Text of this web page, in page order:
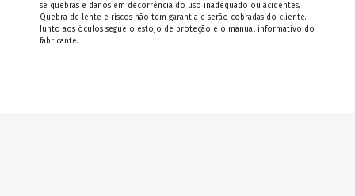
se quebras e danos em decorrência do uso inadequado ou acidentes.
Quebra de lente e riscos não tem garantia e serão cobradas do cliente.
Junto aos óculos segue o estojo de proteção e o manual informativo do
fabricante.